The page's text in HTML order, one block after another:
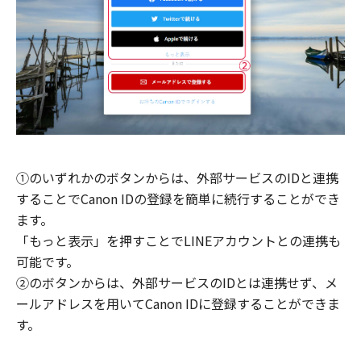
①のいずれかのボタンからは、外部サービスのIDと連携
することでCanon IDの登録を簡単に続行することができ
ます。
「もっと表示」を押すことでLINEアカウントとの連携も
可能です。
②のボタンからは、外部サービスのIDとは連携せず、メ
ールアドレスを用いてCanon IDに登録することができま
す。